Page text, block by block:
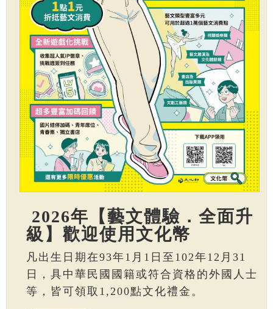
2026年【藝文體驗．全面升
級】歡迎使用文化幣
凡出生日期在93年1月1日至102年12月31
日，具中華民國國籍或符合資格的外國人士
等，皆可領取1,200點文化禮金。